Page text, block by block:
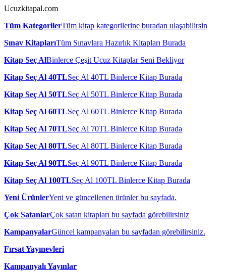
Ucuzkitapal.com
Tüm KategorilerTüm kitap kategorilerine buradan ulaşabilirsin
Sınav KitaplarıTüm Sınavlara Hazırlık Kitapları Burada
Kitap Seç AlBinlerce Çeşit Ucuz Kitaplar Seni Bekliyor
Kitap Seç Al 40TLSeç Al 40TL Binlerce Kitap Burada
Kitap Seç Al 50TLSeç Al 50TL Binlerce Kitap Burada
Kitap Seç Al 60TLSeç Al 60TL Binlerce Kitap Burada
Kitap Seç Al 70TLSeç Al 70TL Binlerce Kitap Burada
Kitap Seç Al 80TLSeç Al 80TL Binlerce Kitap Burada
Kitap Seç Al 90TLSeç Al 90TL Binlerce Kitap Burada
Kitap Seç Al 100TLSeç Al 100TL Binlerce Kitap Burada
Yeni ÜrünlerYeni ve güncellenen ürünler bu sayfada.
Çok SatanlarÇok satan kitapları bu sayfada görebilirsiniz
KampanyalarGüncel kampanyaları bu sayfadan görebilirsiniz.
Fırsat Yayınevleri
Kampanyalı Yayınlar